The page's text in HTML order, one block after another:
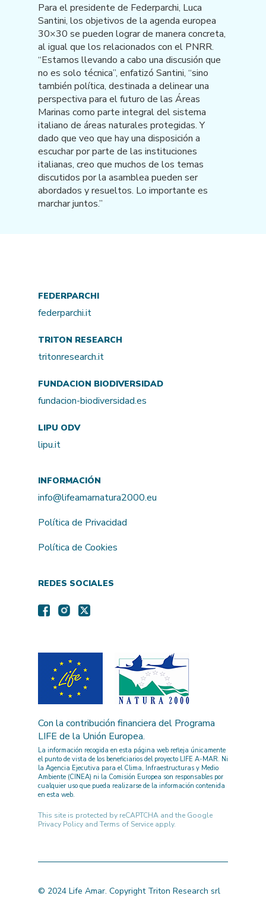
Para el presidente de Federparchi, Luca
Santini, los objetivos de la agenda europea
30×30 se pueden lograr de manera concreta,
al igual que los relacionados con el PNRR.
“Estamos llevando a cabo una discusión que
no es solo técnica”, enfatizó Santini, “sino
también política, destinada a delinear una
perspectiva para el futuro de las Áreas
Marinas como parte integral del sistema
italiano de áreas naturales protegidas. Y
dado que veo que hay una disposición a
escuchar por parte de las instituciones
italianas, creo que muchos de los temas
discutidos por la asamblea pueden ser
abordados y resueltos. Lo importante es
marchar juntos.”
FEDERPARCHI
federparchi.it
TRITON RESEARCH
tritonresearch.it
FUNDACION BIODIVERSIDAD
fundacion-biodiversidad.es
LIPU ODV
lipu.it
INFORMACIÓN
info@lifeamarnatura2000.eu
Política de Privacidad
Política de Cookies
REDES SOCIALES
Con la contribución financiera del Programa
LIFE de la Unión Europea.
La información recogida en esta página web refleja únicamente
el punto de vista de los beneficiarios del proyecto LIFE A-MAR. Ni
la Agencia Ejecutiva para el Clima, Infraestructuras y Medio
Ambiente (CINEA) ni la Comisión Europea son responsables por
cualquier uso que pueda realizarse de la información contenida
en esta web.
This site is protected by reCAPTCHA and the Google
Privacy Policy and Terms of Service apply.
© 2024 Life Amar. Copyright Triton Research srl